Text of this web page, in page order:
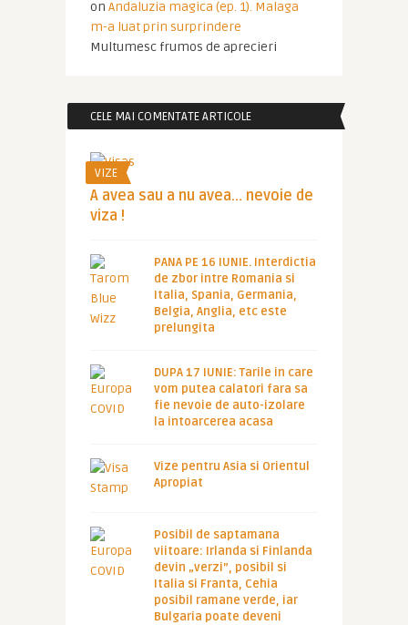
on Andaluzia magica (ep. 1). Malaga
m-a luat prin surprindere
Multumesc frumos de aprecieri
CELE MAI COMENTATE ARTICOLE
VIZE
A avea sau a nu avea… nevoie de
viza !
PANA PE 16 IUNIE. Interdictia
de zbor intre Romania si
Italia, Spania, Germania,
Belgia, Anglia, etc este
prelungita
DUPA 17 IUNIE: Tarile in care
vom putea calatori fara sa
fie nevoie de auto-izolare
la intoarcerea acasa
Vize pentru Asia si Orientul
Apropiat
Posibil de saptamana
viitoare: Irlanda si Finlanda
devin „verzi”, posibil si
Italia si Franta, Cehia
posibil ramane verde, iar
Bulgaria poate deveni